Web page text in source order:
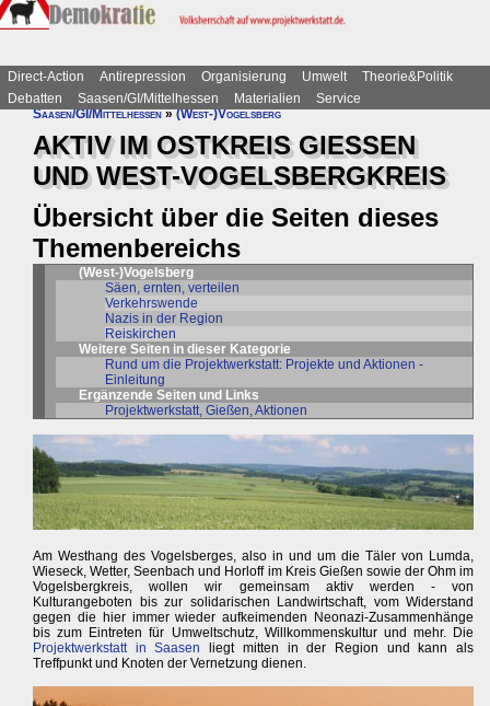
Direct-Action Antirepression Organisierung Umwelt
Theorie&Politik
Debatten
Saasen/GI/Mittelhessen Materialien
Service
Saasen/GI/Mittelhessen»(West-)Vogelsberg
AKTIV IM OSTKREIS GIESSEN
UND WEST-VOGELSBERGKREIS
Übersicht über die Seiten dieses
Themenbereichs
(West-)Vogelsberg
Säen, ernten, verteilen
Verkehrswende
Nazis in der Region
Reiskirchen
Weitere Seiten in dieser Kategorie
Rund um die Projektwerkstatt: Projekte und Aktionen -
Einleitung
Ergänzende Seiten und Links
Projektwerkstatt, Gießen, Aktionen
Am Westhang des Vogelsberges, also in und um die Täler von Lumda,
Wieseck, Wetter, Seenbach und Horloff im Kreis Gießen sowie der Ohm im
Vogelsbergkreis, wollen wir gemeinsam aktiv werden - von
Kulturangeboten bis zur solidarischen Landwirtschaft, vom Widerstand
gegen die hier immer wieder aufkeimenden Neonazi-Zusammenhänge
bis zum Eintreten für Umweltschutz, Willkommenskultur und mehr. Die
Projektwerkstatt in Saasen
liegt mitten in der Region und kann als
Treffpunkt und Knoten der Vernetzung dienen.